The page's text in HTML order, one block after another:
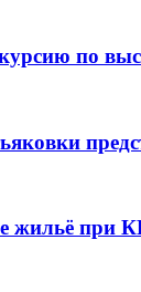
по
жильё при